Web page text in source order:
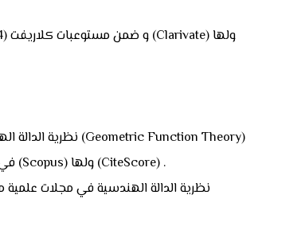
– الدوال احادية التكافؤ والمتعددة التكافؤ (Univalent and Multivalent Functions) في مجلات علمية عالمية رصينة وضمن مستوعبات سكوباس (Scopus) ولها (CiteScore) .